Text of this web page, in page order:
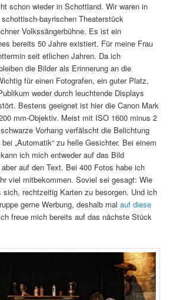
schon wieder in Schottland. Wir waren in
bayrischen Theaterstück
Volkssängerbühne. Es ist ein
bereits 50 Jahre existiert. Für meine Frau
seit etlichen Jahren. Da ich
die Bilder als Erinnerung an die
für einen Fotografen, ein guter Platz,
weder durch leuchtende Displays
Bestens geeignet ist hier die Canon Mark
mm-Objektiv. Meist mit ISO 1600 minus 2
Vorhang verfälscht die Belichtung
„Automatik“ zu helle Gesichter. Bei einem
ich mich entweder auf das Bild
auf den Text. Bei 400 Fotos habe ich
viel mitbekommen. Soviel sei gesagt: Wie
sich, rechtzeitig Karten zu besorgen. Und ich
gerne Werbung, deshalb malauf diese
freue mich bereits auf das nächste Stück